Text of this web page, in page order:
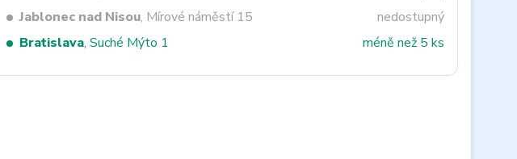
Jablonec nad Nisou, Mírové náměstí 15
nedostupný
Bratislava, Suché Mýto 1 méně než 5 ks